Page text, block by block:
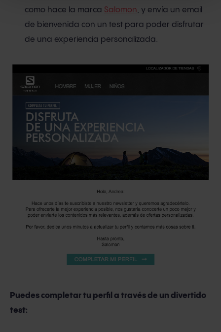
como hace la marca Salomon, y envía un email
de bienvenida con un test para poder disfrutar
de una experiencia personalizada.
Puedes completar tu perfil a través de un divertido
test: